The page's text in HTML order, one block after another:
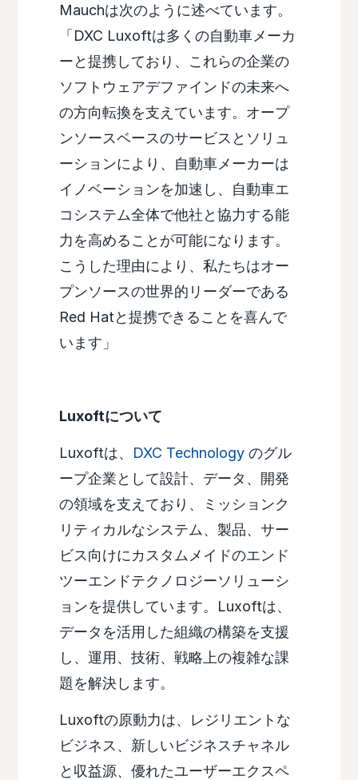
Mauchは次のように述べています。
「DXC Luxoftは多くの自動車メーカ
ーと提携しており、これらの企業の
ソフトウェアデファインドの未来へ
の方向転換を支えています。オープ
ンソースベースのサービスとソリュ
ーションにより、自動車メーカーは
イノベーションを加速し、自動車エ
コシステム全体で他社と協力する能
力を高めることが可能になります。
こうした理由により、私たちはオー
プンソースの世界的リーダーである
Red Hatと提携できることを喜んで
います」
Luxoftについて
Luxoftは、 DXC Technologyのグル
ープ企業として設計、データ、開発
の領域を支えており、ミッションク
リティカルなシステム、製品、サー
ビス向けにカスタムメイドのエンド
ツーエンドテクノロジーソリューシ
ョンを提供しています。Luxoftは、
データを活用した組織の構築を支援
し、運用、技術、戦略上の複雑な課
題を解決します。
Luxoftの原動力は、レジリエントな
ビジネス、新しいビジネスチャネル
と収益源、優れたユーザーエクスペ